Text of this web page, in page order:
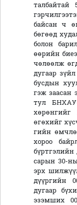
талбайтай
байсан ч
бөгөөд
болон
өөрийн
чөлөөлж
дугаар
бусдын
гэж заасан
тул
хөрөнгийг
өгөхийг
гийн
хороо
бүртгэлийн
сарын 30-
эрх
дүүргийн
дугаар
эзэмших